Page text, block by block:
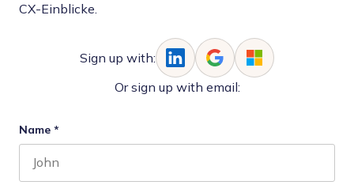
CX-Einblicke.
Sign up with:
Or sign up with email:
Name *